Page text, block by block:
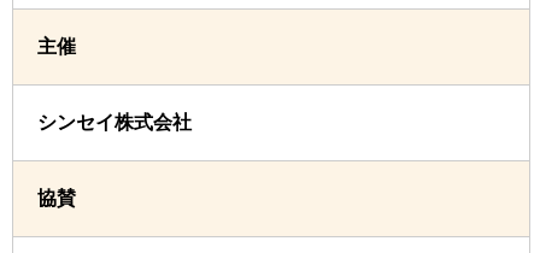
主催
シンセイ株式会社
協賛